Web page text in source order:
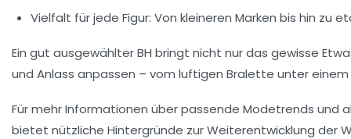
Vielfalt für jede Figur: Von kleineren Marken bis hin zu
Ein gut ausgewählter BH bringt nicht nur das gewisse
und Anlass anpassen – vom luftigen Bralette unter
Für mehr Informationen über passende Modetrends und
bietet nützliche Hintergründe zur Weiterentwicklung der